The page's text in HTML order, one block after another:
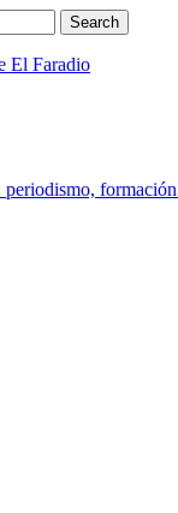
El Faradio
periodismo,